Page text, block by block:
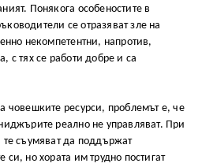
Понякога особеностите в
се отразяват зле на
некомпетентни, напротив,
с тях се работи добре и са
човешките ресурси, проблемът е, че
реално не управляват. При
съумяват да поддържат
си, но хората им трудно постигат